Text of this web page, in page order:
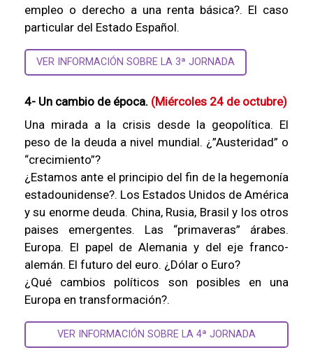
empleo o derecho a una renta básica?. El caso
particular del Estado Español.
VER INFORMACIÓN SOBRE LA 3ª JORNADA
4- Un cambio de época. (Miércoles 24 de octubre)
Una mirada a la crisis desde la geopolítica. El
peso de la deuda a nivel mundial. ¿”Austeridad” o
“crecimiento”?
¿Estamos ante el principio del fin de la hegemonía
estadounidense?. Los Estados Unidos de América
y su enorme deuda. China, Rusia, Brasil y los otros
paises emergentes. Las “primaveras” árabes.
Europa. El papel de Alemania y del eje franco-
alemán. El futuro del euro. ¿Dólar o Euro?
¿Qué cambios políticos son posibles en una
Europa en transformación?.
VER INFORMACIÓN SOBRE LA 4ª JORNADA